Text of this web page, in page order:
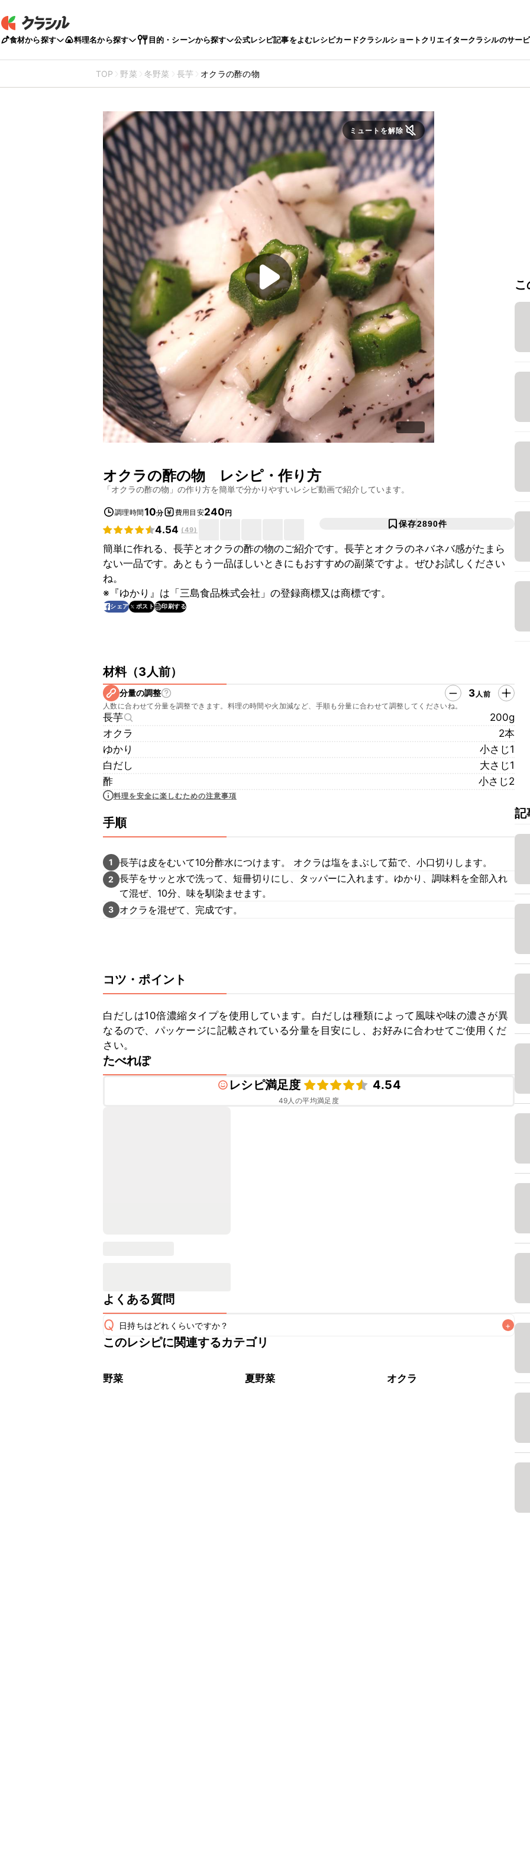
食材から探す 料理名から探す 目的・シーンから探す 公式レシピ記事をよむレシピカードクラシルショートクリエイタークラシルのサー
TOP 野菜 冬野菜 長芋 オクラの酢の物
ミュートを解除
オクラの酢の物 レシピ・作り方
「オクラの酢の物 」の作り方を簡単で分かりやすいレシピ動画で紹介しています。
調理時間10分 費用目安240円
4.54 (49)
保存2890件
簡単に作れる、長芋とオクラの酢の物のご紹介です。長芋とオクラのネバネバ感がたまら
ない一品です。あともう一品ほしいときにもおすすめの副菜ですよ。ぜひお試しください
ね。
※『ゆかり』は「三島食品株式会社」の登録商標又は商標です。
シェア ポスト 印刷する
材料（3人前）
分量の調整 3人前
人数に合わせて分量を調整できます。料理の時間や火加減など、手順も分量に合わせて調整してくださいね。
長芋
200g
オクラ
2本
ゆかり
小さじ1
白だし
大さじ1
酢
小さじ2
料理を安全に楽しむための注意事項
手順
1 長芋は皮をむいて10分酢水につけます。 オクラは塩をまぶして茹で、小口切りします。
2
長芋をサッと水で洗って、短冊切りにし、タッパーに入れます。ゆかり、調味料を全部入れ
て混ぜ、10分、味を馴染ませます。
3 オクラを混ぜて、完成です。
コツ・ポイント
白だしは10倍濃縮タイプを使用しています。白だしは種類によって風味や味の濃さが異
なるので、パッケージに記載されている分量を目安にし、お好みに合わせてご使用くだ
さい。
たべれぽ
レシピ満足度
4.54
49人の平均満足度
よくある質問
Q 日持ちはどれくらいですか？ +
保存期間は冷蔵で当日中が目安です。なるべくお早めにお召し上がりください。
※日持ちは目安です。
このレシピに関連するカテゴリ
野菜 夏野菜 オクラ
記